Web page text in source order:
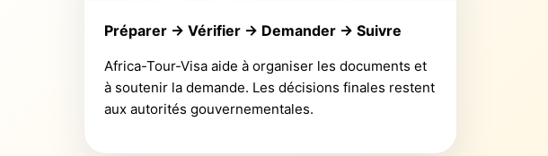
Préparer → Vérifier → Demander → Suivre
Africa-Tour-Visa aide à organiser les documents et
à soutenir la demande. Les décisions finales restent
aux autorités gouvernementales.